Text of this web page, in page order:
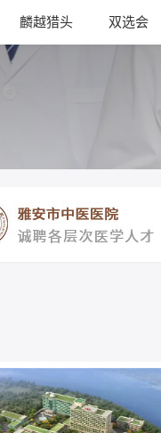
麟越猎头 双选会